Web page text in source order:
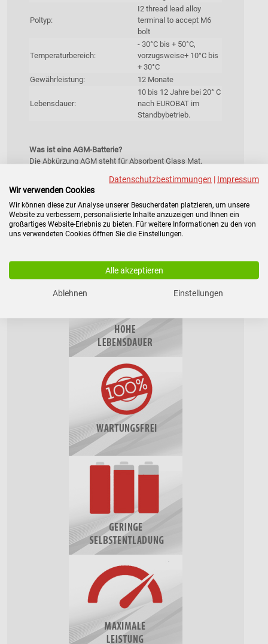
Poltyp:
I2 thread lead alloy
terminal to accept M6
bolt
Temperaturbereich:
- 30°C bis + 50°C,
vorzugsweise+ 10°C bis
+ 30°C
Gewährleistung:
12 Monate
Lebensdauer:
10 bis 12 Jahre bei 20° C
nach EUROBAT im
Standbybetrieb.
Was ist eine AGM-Batterie?
Die Abkürzung AGM steht für Absorbent Glass Mat.
vollständig in speziellen Glasfaser-Separator gebunden.
Die AGM Batterie ist eine luftdicht verschlossene,
ventilregulierte Blei-Säurebatterie (VRLA - Valve
Regulated Lead Acid). Durch die Bauweise ist die
Batterie ein sicherer Energiespeicher mit einem breiten
Datenschutzbestimmungen | Impressum
Wir verwenden Cookies
Wir können diese zur Analyse unserer Besucherdaten platzieren, um unsere
Website zu verbessern, personalisierte Inhalte anzuzeigen und Ihnen ein
großartiges Website-Erlebnis zu bieten. Für weitere Informationen zu den von
uns verwendeten Cookies öffnen Sie die Einstellungen.
Alle akzeptieren
Ablehnen Einstellungen